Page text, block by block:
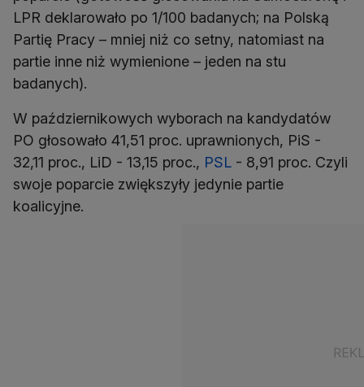
LPR deklarowało po 1/100 badanych; na Polską
Partię Pracy – mniej niż co setny, natomiast na
partie inne niż wymienione – jeden na stu
badanych).
W październikowych wyborach na kandydatów
PO głosowało 41,51 proc. uprawnionych, PiS -
32,11 proc., LiD - 13,15 proc., PSL - 8,91 proc. Czyli
swoje poparcie zwiększyły jedynie partie
koalicyjne.